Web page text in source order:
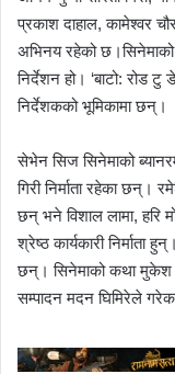
प्रकाश दाहाल, कामेश्वर
अभिनय रहेको
निर्देशन हो। ‘बाटो: रोड
निर्देशकको भूमिकामा छन्।
सेभेन सिज सिनेमाको
गिरी निर्माता रहेका छन्।
छन् भने विशाल लामा, हरि
श्रेष्ठ कार्यकारी निर्माता
छन्। सिनेमाको कथा
सम्पादन मदन घिमिरेले